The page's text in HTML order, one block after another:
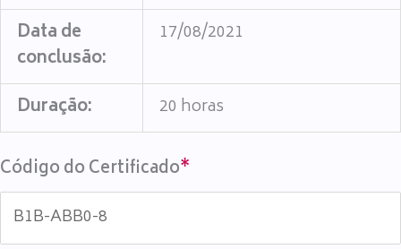
Data de
conclusão:
17/08/2021
Duração: 20 horas
Código do Certificado*